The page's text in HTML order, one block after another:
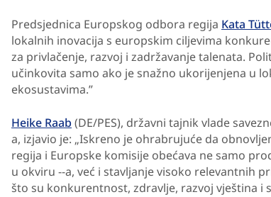
Predsjednica Europskog odbora regija Kata
lokalnih inovacija s europskim ciljevima
za privlačenje, razvoj i zadržavanje talenata.
učinkovita samo ako je snažno ukorijenjena u
ekosustavima.”
Heike Raab (DE/PES), državni tajnik vlade
a, izjavio je: „Iskreno je ohrabrujuće da
regija i Europske komisije obećava ne samo
u okviru ‑-a, već i stavljanje visoko relevantnih
što su konkurentnost, zdravlje, razvoj vještina i